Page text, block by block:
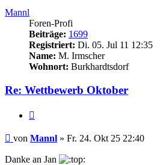
Mannl
Foren-Profi
Beiträge: 1699
Registriert: Di. 05. Jul 11 12:35
Name: M. Irmscher
Wohnort: Burkhardtsdorf
Re: Wettbewerb Oktober
Beitrag
von Mannl » Fr. 24. Okt 25 22:40
Danke an Jan